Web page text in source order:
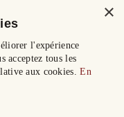
×
l'expérience
acceptez tous les
aux cookies.En